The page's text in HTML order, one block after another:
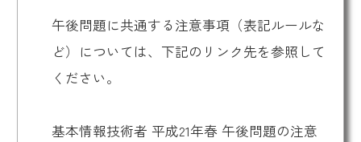
午後問題に共通する注意事項（表記ルールな
ど）については、下記のリンク先を参照して
ください。
基本情報技術者 平成21年春 午後問題の注意